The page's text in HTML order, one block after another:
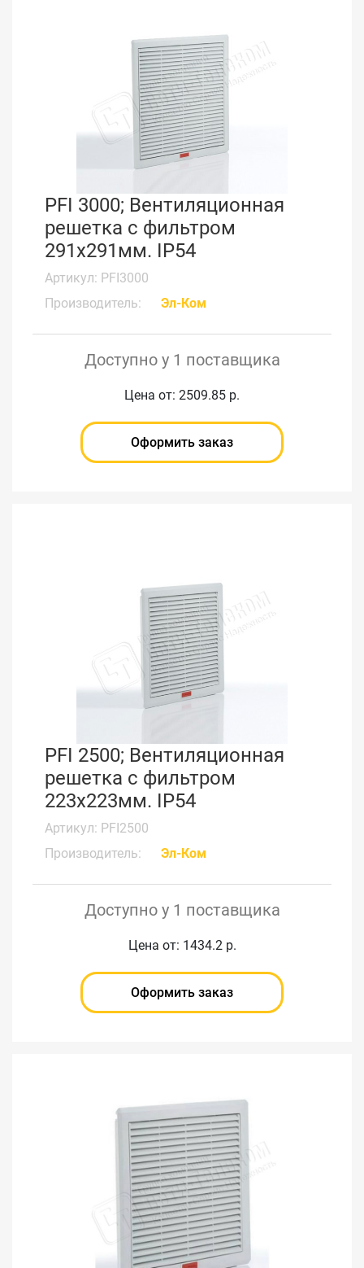
PFI 3000; Вентиляционная
решетка с фильтром
291x291мм. IP54
Артикул: PFI3000
Производитель:
Эл-Ком
Доступно у 1 поставщика
Цена от: 2509.85 р.
Оформить заказ
PFI 2500; Вентиляционная
решетка с фильтром
223x223мм. IP54
Артикул: PFI2500
Производитель:
Эл-Ком
Доступно у 1 поставщика
Цена от: 1434.2 р.
Оформить заказ